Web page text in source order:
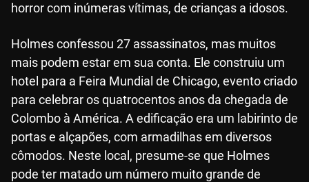
horror com inúmeras vítimas, de crianças a idosos.
Holmes confessou 27 assassinatos, mas muitos
mais podem estar em sua conta. Ele construiu um
hotel para a Feira Mundial de Chicago, evento criado
para celebrar os quatrocentos anos da chegada de
Colombo à América. A edificação era um labirinto de
portas e alçapões, com armadilhas em diversos
cômodos. Neste local, presume-se que Holmes
pode ter matado um número muito grande de